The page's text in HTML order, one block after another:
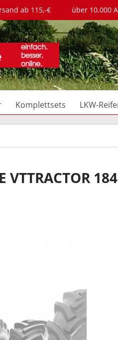
ab 115,-€ über 10.000
Komplettsets LKW-
VTTRACTOR